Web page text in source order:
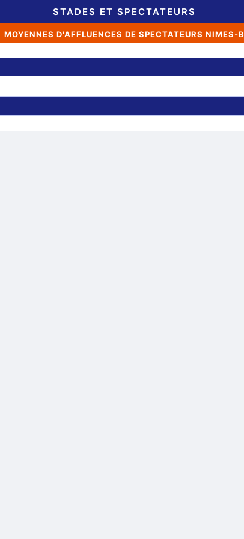
STADES ET SPECTATEURS
MOYENNES D'AFFLUENCES DE SPECTATEURS NIMES-B